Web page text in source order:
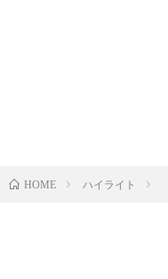
HOME ハイライト